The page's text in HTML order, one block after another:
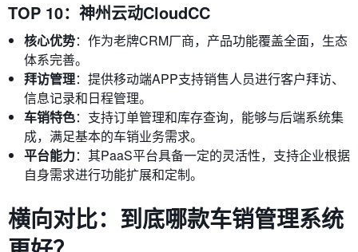
TOP 10：神州云动CloudCC
核心优势：作为老牌CRM厂商，产品功能覆盖全面，生态
体系完善。
拜访管理：提供移动端APP支持销售人员进行客户拜访、
信息记录和日程管理。
车销特色：支持订单管理和库存查询，能够与后端系统集
成，满足基本的车销业务需求。
平台能力：其PaaS平台具备一定的灵活性，支持企业根据
自身需求进行功能扩展和定制。
横向对比：到底哪款车销管理系统